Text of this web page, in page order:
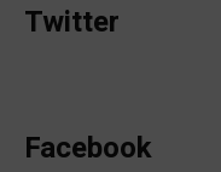
Twitter
Facebook